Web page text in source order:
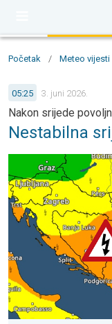
Početak / Meteo vijesti
05:25 3. juni 2026.
Nakon srijede
Nestabilna